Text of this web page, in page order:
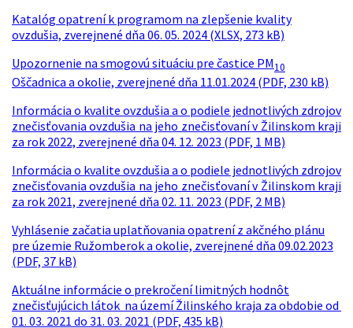
Katalóg opatrení k programom na zlepšenie kvality
ovzdušia, zverejnené dňa 06. 05. 2024 (XLSX, 273 kB)
Upozornenie na smogovú situáciu pre častice PM10
Oščadnica a okolie, zverejnené dňa 11.01.2024 (PDF, 230 kB)
Informácia o kvalite ovzdušia a o podiele jednotlivých zdrojov
znečisťovania ovzdušia na jeho znečisťovaní v Žilinskom kraji
za rok 2022, zverejnené dňa 04. 12. 2023 (PDF, 1 MB)
Informácia o kvalite ovzdušia a o podiele jednotlivých zdrojov
znečisťovania ovzdušia na jeho znečisťovaní v Žilinskom kraji
za rok 2021, zverejnené dňa 02. 11. 2023 (PDF, 2 MB)
Vyhlásenie začatia uplatňovania opatrení z akčného plánu
pre územie Ružomberok a okolie, zverejnené dňa 09.02.2023
(PDF, 37 kB)
Aktuálne informácie o prekročení limitných hodnôt
znečisťujúcich látok na území Žilinského kraja za obdobie od
01. 03. 2021 do 31. 03. 2021 (PDF, 435 kB)